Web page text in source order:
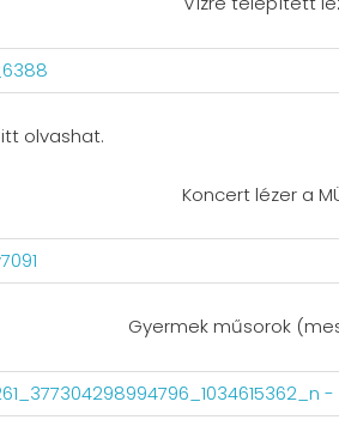
itt olvashat.
Koncert lézer a
Gyermek műsorok